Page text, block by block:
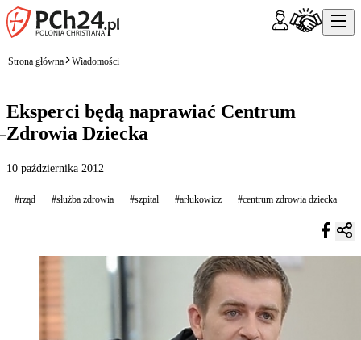
Strona główna Wiadomości
Eksperci będą naprawiać Centrum
Zdrowia Dziecka
10 października 2012
#rząd #służba zdrowia #szpital #arłukowicz #centrum zdrowia dziecka